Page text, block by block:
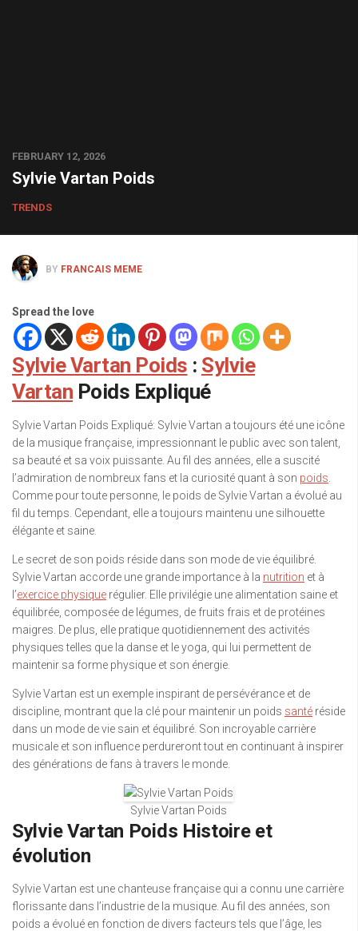
FEBRUARY 12, 2026
Sylvie Vartan Poids
TRENDS
BY FRANCAIS MEME
Spread the love
Sylvie Vartan Poids : Sylvie
Vartan Poids Expliqué
Sylvie Vartan Poids Expliqué: Sylvie Vartan a toujours été une icône
de la musique française, impressionnant le public avec son talent,
sa beauté et sa voix puissante. Au fil des années, elle a suscité
l’admiration de nombreux fans et la curiosité quant à son poids
Comme pour toute personne, le poids de Sylvie Vartan a évolué au
fil du temps. Cependant, elle a toujours maintenu une silhouette
élégante et saine.
Le secret de son poids réside dans son mode de vie équilibré.
Sylvie Vartan accorde une grande importance à la nutrition et à
l’exercice physique régulier. Elle privilégie une alimentation saine et
équilibrée, composée de légumes, de fruits frais et de protéines
maigres. De plus, elle pratique quotidiennement des activités
physiques telles que la danse et le yoga, qui lui permettent de
maintenir sa forme physique et son énergie.
Sylvie Vartan est un exemple inspirant de persévérance et de
discipline, montrant que la clé pour maintenir un poids santé réside
dans un mode de vie sain et équilibré. Son incroyable carrière
musicale et son influence perdureront tout en continuant à inspirer
des générations de fans à travers le monde.
Sylvie Vartan Poids
Sylvie Vartan Poids Histoire et
évolution
Sylvie Vartan est une chanteuse française qui a connu une carrière
florissante dans l’industrie de la musique. Au fil des années, son
poids a évolué en fonction de divers facteurs tels que l’âge, les